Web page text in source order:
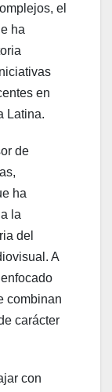
el
ha
en
Latina.
de
ha
la
del
A
combinan
carácter
con